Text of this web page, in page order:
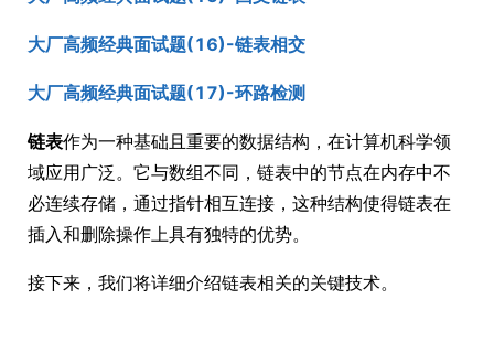
大厂高频经典面试题(16)-链表相交
大厂高频经典面试题(17)-环路检测
链表作为一种基础且重要的数据结构，在计算机科学领
域应用广泛。它与数组不同，链表中的节点在内存中不
必连续存储，通过指针相互连接，这种结构使得链表在
插入和删除操作上具有独特的优势。
接下来，我们将详细介绍链表相关的关键技术。